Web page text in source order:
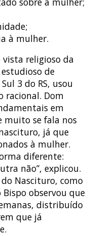
à mulher.
religioso da
de
3 do RS, usou
racional. Dom
em
muito se fala nos
já que
à mulher.
diferente:
não”, explicou.
Nascituro, como
observou que
distribuído
que já